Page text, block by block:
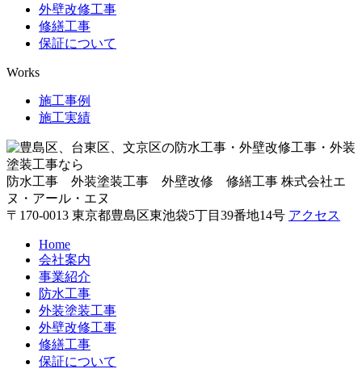
外壁改修工事
修繕工事
保証について
Works
施工事例
施工実績
防水工事 外装塗装工事 外壁改修 修繕工事 株式会社エ
ヌ・アール・エヌ
〒170-0013 東京都豊島区東池袋5丁目39番地14号 アクセス
Home
会社案内
事業紹介
防水工事
外装塗装工事
外壁改修工事
修繕工事
保証について